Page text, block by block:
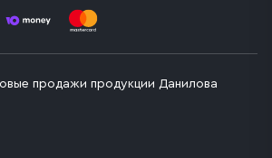
продажи продукции Данилова